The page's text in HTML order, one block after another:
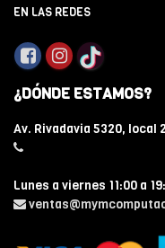
EN LAS REDES
¿DÓNDE ESTAMOS?
Av. Rivadavia 5320, local
Lunes a viernes 11:00 a